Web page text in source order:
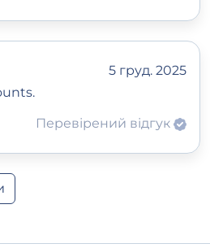
5 груд. 2025
Перевірений відгук